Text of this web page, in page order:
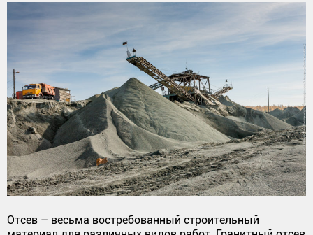
Отсев – весьма востребованный строительный